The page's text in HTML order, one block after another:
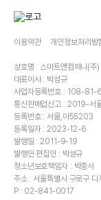
이용약관 개인정보처리방
상호명 : 스마트앤컴퍼니(주)
대표이사 : 박성규
사업자등록번호 : 108-
통신판매업신고 : 2019-서
등록번호 : 서울,아55203
등록일자 : 2023-12-6
발행일 : 2011-9-19
발행인·편집인 : 박성규
청소년보호책임자 : 박종서
주소 : 서울특별시 구로구
P : 02-841-0017